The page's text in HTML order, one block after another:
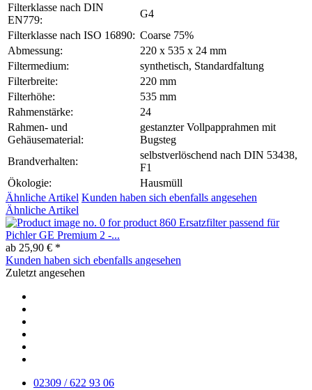
Filterklasse nach DIN
EN779:
G4
Filterklasse nach ISO 16890: Coarse 75%
Abmessung:
220 x 535 x 24 mm
Filtermedium:
synthetisch, Standardfaltung
Filterbreite:
220 mm
Filterhöhe:
535 mm
Rahmenstärke:
24
Rahmen- und
Gehäusematerial:
gestanzter Vollpapprahmen mit
Bugsteg
Brandverhalten:
selbstverlöschend nach DIN 53438,
F1
Ökologie:
Hausmüll
Ähnliche Artikel Kunden haben sich ebenfalls angesehen
Ähnliche Artikel
Ersatzfilter passend für
Pichler GE Premium 2 -...
ab 25,90 € *
Kunden haben sich ebenfalls angesehen
Zuletzt angesehen
02309 / 622 93 06